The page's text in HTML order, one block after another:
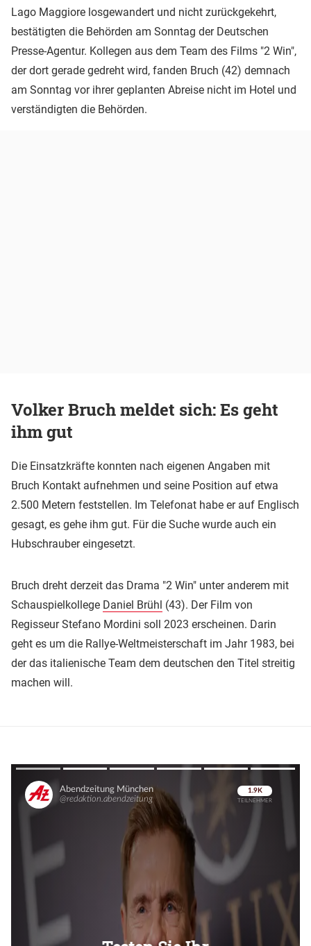
Lago Maggiore losgewandert und nicht zurückgekehrt,
bestätigten die Behörden am Sonntag der Deutschen
Presse-Agentur. Kollegen aus dem Team des Films "2 Win",
der dort gerade gedreht wird, fanden Bruch (42) demnach
am Sonntag vor ihrer geplanten Abreise nicht im Hotel und
verständigten die Behörden.
Volker Bruch meldet sich: Es geht
ihm gut
Die Einsatzkräfte konnten nach eigenen Angaben mit
Bruch Kontakt aufnehmen und seine Position auf etwa
2.500 Metern feststellen. Im Telefonat habe er auf Englisch
gesagt, es gehe ihm gut. Für die Suche wurde auch ein
Hubschrauber eingesetzt.
Bruch dreht derzeit das Drama "2 Win" unter anderem mit
Schauspielkollege Daniel Brühl (43). Der Film von
Regisseur Stefano Mordini soll 2023 erscheinen. Darin
geht es um die Rallye-Weltmeisterschaft im Jahr 1983, bei
der das italienische Team dem deutschen den Titel streitig
machen will.
Überspringen